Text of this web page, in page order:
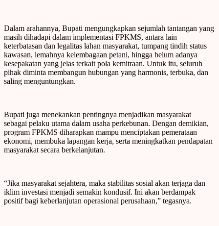
Dalam arahannya, Bupati mengungkapkan sejumlah tantangan yang
masih dihadapi dalam implementasi FPKMS, antara lain
keterbatasan dan legalitas lahan masyarakat, tumpang tindih status
kawasan, lemahnya kelembagaan petani, hingga belum adanya
kesepakatan yang jelas terkait pola kemitraan. Untuk itu, seluruh
pihak diminta membangun hubungan yang harmonis, terbuka, dan
saling menguntungkan.
Bupati juga menekankan pentingnya menjadikan masyarakat
sebagai pelaku utama dalam usaha perkebunan. Dengan demikian,
program FPKMS diharapkan mampu menciptakan pemerataan
ekonomi, membuka lapangan kerja, serta meningkatkan pendapatan
masyarakat secara berkelanjutan.
“Jika masyarakat sejahtera, maka stabilitas sosial akan terjaga dan
iklim investasi menjadi semakin kondusif. Ini akan berdampak
positif bagi keberlanjutan operasional perusahaan,” tegasnya.